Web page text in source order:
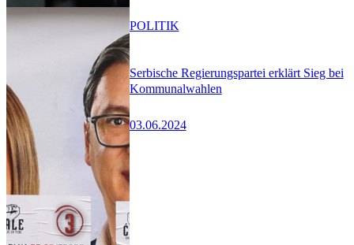
Serbische Regierungspartei erklärt Sieg bei
Kommunalwahlen
03.06.2024
POLITIK